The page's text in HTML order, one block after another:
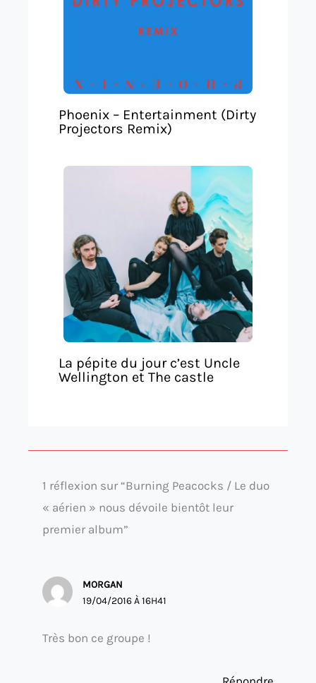
Phoenix – Entertainment (Dirty
Projectors Remix)
La pépite du jour c’est Uncle
Wellington et The castle
1 réflexion sur “Burning Peacocks / Le duo
« aérien » nous dévoile bientôt leur
premier album”
MORGAN
19/04/2016 À 16H41
Très bon ce groupe !